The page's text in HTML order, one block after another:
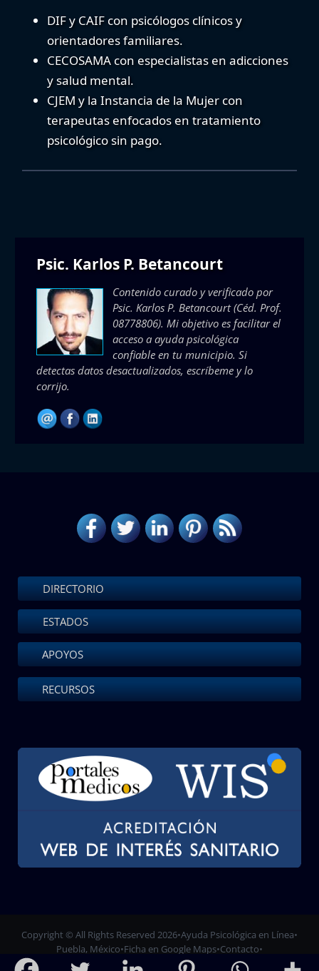
DIF y CAIF con psicólogos clínicos y
orientadores familiares.
CECOSAMA con especialistas en adicciones
y salud mental.
CJEM y la Instancia de la Mujer con
terapeutas enfocados en tratamiento
psicológico sin pago.
Psic. Karlos P. Betancourt
Contenido curado y verificado por
Psic. Karlos P. Betancourt(Céd. Prof.
08778806). Mi objetivo es facilitar el
acceso a ayuda psicológica
confiable en tu municipio. Si
detectas datos desactualizados, escríbeme y lo
corrijo.
DIRECTORIO
ESTADOS
APOYOS
RECURSOS
Copyright © All Rights Reserved 2026•Ayuda Psicológica en Línea•
Puebla, México•Ficha en Google Maps•Contacto•
Privacidad y cookies